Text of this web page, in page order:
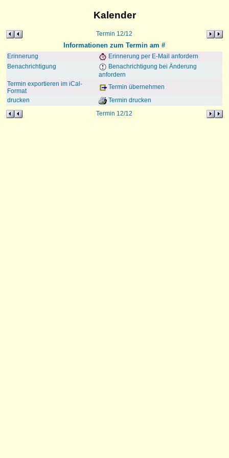
Kalender
Termin 12/12
Informationen zum Termin am #
Erinnerung
Erinnerung per E-Mail anfordern
Benachrichtigung
Benachrichtigung bei Änderung
anfordern
Termin exportieren im iCal-
Format
Termin übernehmen
drucken
Termin drucken
Termin 12/12